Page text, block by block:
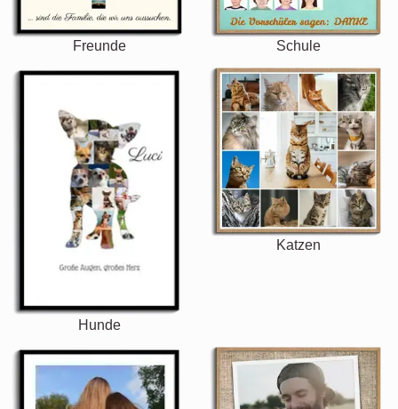
Freunde Schule
Hunde
Katzen